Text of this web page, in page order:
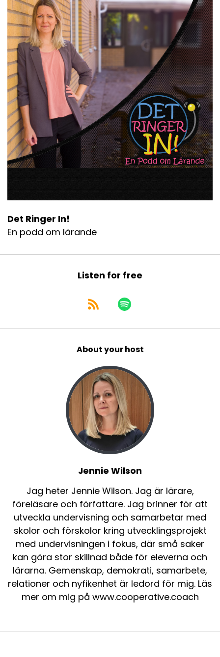
Det Ringer In!
En podd om lärande
Listen for free
About your host
Jennie Wilson
Jag heter Jennie Wilson. Jag är lärare,
föreläsare och författare. Jag brinner för att
utveckla undervisning och samarbetar med
skolor och förskolor kring utvecklingsprojekt
med undervisningen i fokus, där små saker
kan göra stor skillnad både för eleverna och
lärarna. Gemenskap, demokrati, samarbete,
relationer och nyfikenhet är ledord för mig. Läs
mer om mig på www.cooperative.coach